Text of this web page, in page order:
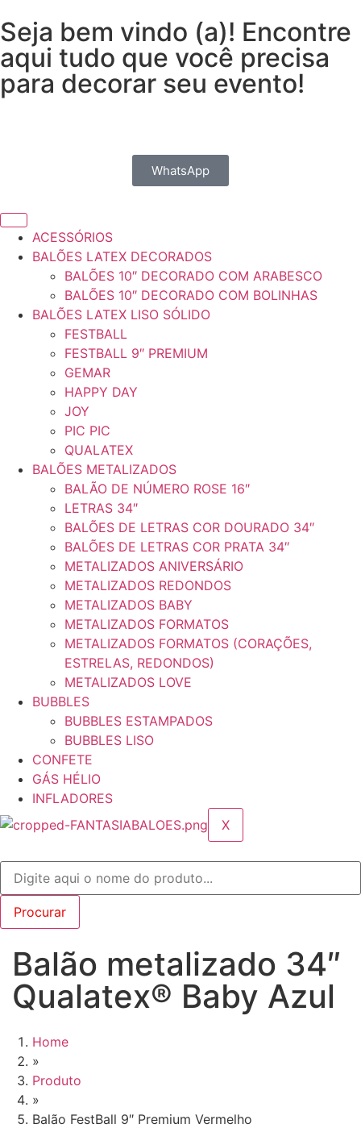
Seja bem vindo (a)! Encontre
aqui tudo que você precisa
para decorar seu evento!
WhatsApp
ACESSÓRIOS
BALÕES LATEX DECORADOS
BALÕES 10″ DECORADO COM ARABESCO
BALÕES 10″ DECORADO COM BOLINHAS
BALÕES LATEX LISO SÓLIDO
FESTBALL
FESTBALL 9″ PREMIUM
GEMAR
HAPPY DAY
JOY
PIC PIC
QUALATEX
BALÕES METALIZADOS
BALÃO DE NÚMERO ROSE 16″
LETRAS 34″
BALÕES DE LETRAS COR DOURADO 34″
BALÕES DE LETRAS COR PRATA 34″
METALIZADOS ANIVERSÁRIO
METALIZADOS REDONDOS
METALIZADOS BABY
METALIZADOS FORMATOS
METALIZADOS FORMATOS (CORAÇÕES,
ESTRELAS, REDONDOS)
METALIZADOS LOVE
BUBBLES
BUBBLES ESTAMPADOS
BUBBLES LISO
CONFETE
GÁS HÉLIO
INFLADORES
X
Balão metalizado 34″
Qualatex® Baby Azul
Home
»
Produto
»
Balão FestBall 9″ Premium Vermelho